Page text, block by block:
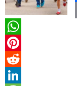
Email
WhatsApp
Pinterest
Reddit